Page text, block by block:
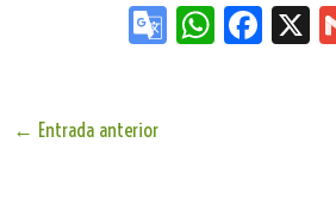
Go W
Fa
X
← Entrada anterior